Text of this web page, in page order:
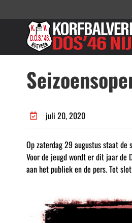
naar
juli 20, 2020
Op zaterdag 29 augustus staat de
Voor de jeugd wordt er dit jaar de
aan het publiek en de pers. Tot